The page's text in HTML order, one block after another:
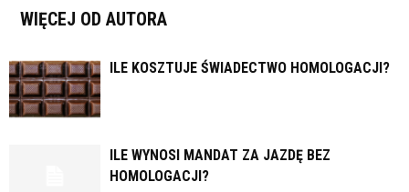
WIĘCEJ OD AUTORA
ILE KOSZTUJE ŚWIADECTWO HOMOLOGACJI?
ILE WYNOSI MANDAT ZA JAZDĘ BEZ
HOMOLOGACJI?